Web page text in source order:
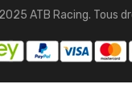
ATB Racing. Tous